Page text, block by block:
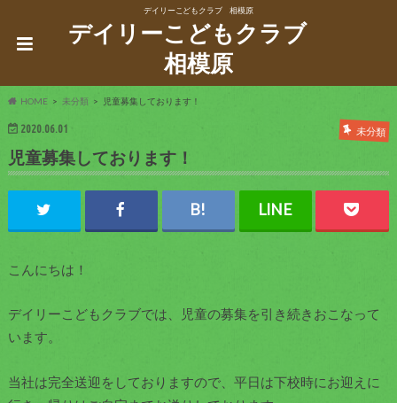
デイリーこどもクラブ 相模原
デイリーこどもクラブ
相模原
HOME 未分類 児童募集しております！
2020.06.01 未分類
児童募集しております！
こんにちは！
デイリーこどもクラブでは、児童の募集を引き続きおこなって
います。
当社は完全送迎をしておりますので、平日は下校時にお迎えに